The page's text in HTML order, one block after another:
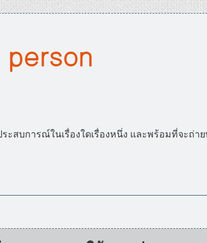
ะสบการณ์ในเรื่องใดเรื่องหนึ่ง และพร้อมที่จะถ่